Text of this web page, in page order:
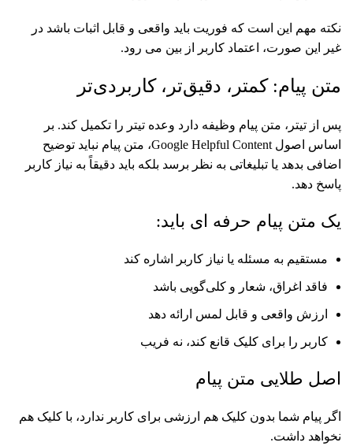
نکته مهم این است که فوریت باید واقعی و قابل اثبات باشد در
غیر این صورت، اعتماد کاربر از بین می رود.
متن پیام: کمتر، دقیق‌تر، کاربردی‌تر
پس از تیتر، متن پیام وظیفه دارد وعده تیتر را تکمیل کند. بر
اساس اصول Google Helpful Content، متن پیام نباید توضیح
اضافی بدهد یا تبلیغاتی به نظر برسد بلکه باید دقیقاً به نیاز کاربر
پاسخ دهد.
یک متن پیام حرفه ای باید:
مستقیم به مسئله یا نیاز کاربر اشاره کند
فاقد اغراق، شعار و کلی‌گویی باشد
ارزش واقعی و قابل لمس ارائه دهد
کاربر را برای کلیک قانع کند، نه فریب
اصل طلایی متن پیام
اگر پیام شما بدون کلیک هم ارزشی برای کاربر ندارد، با کلیک هم
نخواهد داشت.